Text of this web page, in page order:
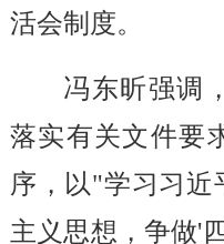
活会制度。
冯东昕强调
落实有关文件要
序，以"学习习近
主义思想，争做'